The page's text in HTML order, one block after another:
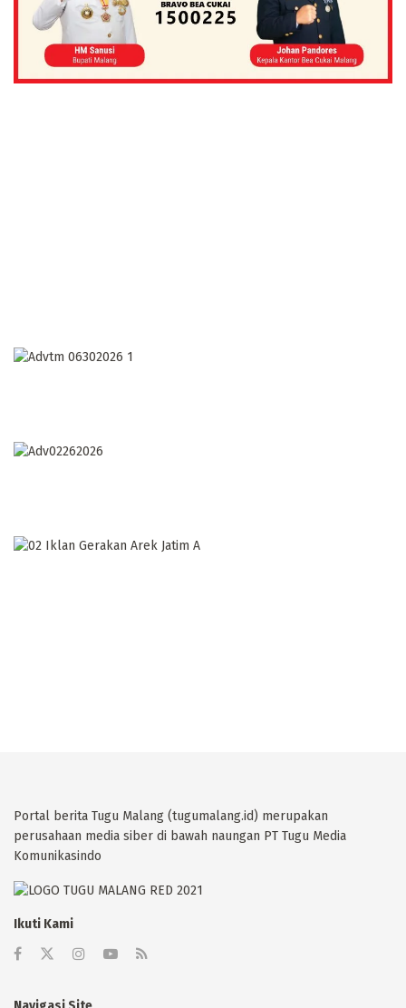
Portal berita Tugu Malang (tugumalang.id) merupakan
perusahaan media siber di bawah naungan PT Tugu Media
Komunikasindo
Ikuti Kami